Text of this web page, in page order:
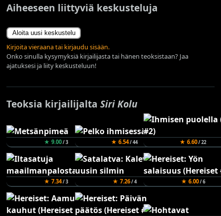
Aiheeseen liittyviä keskusteluja
Aloita uusi keskustelu
Kirjoita vieraana tai kirjaudu sisään.
Onko sinulla kysymyksiä kirjailijasta tai hänen teoksistaan? Jaa
ajatuksesi ja liity keskusteluun!
Teoksia kirjailijaltaSiri Kolu
★ 9.00/ 3 ★ 6.54/ 44 ★ 6.60/ 22
★ 7.34/ 3 ★ 7.26/ 4 ★ 6.00/ 6